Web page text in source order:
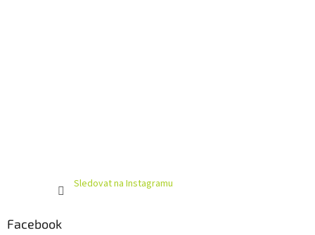
Sledovat na Instagramu
Facebook